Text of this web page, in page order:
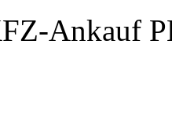
Ankauf